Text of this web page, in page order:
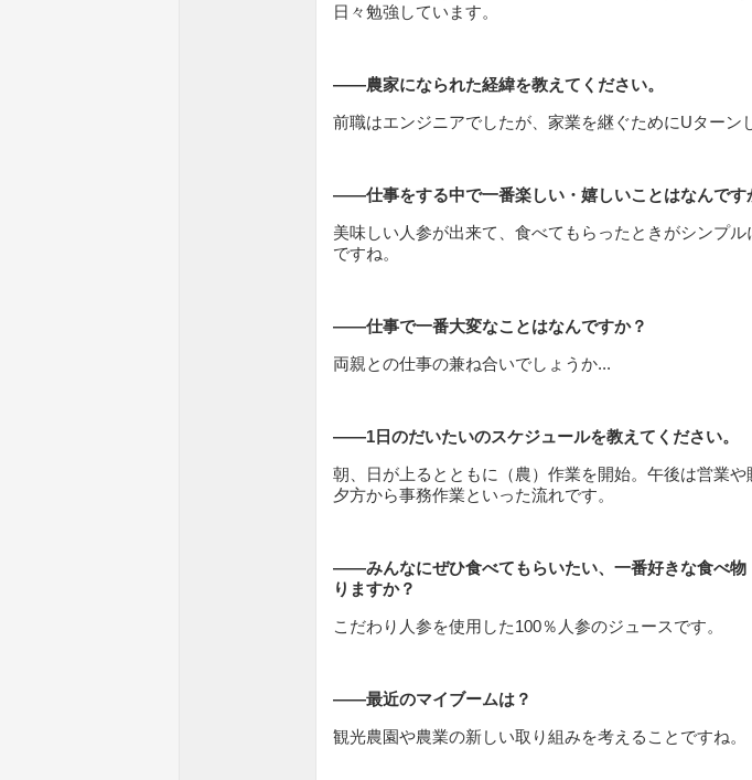
日々勉強しています。
――農家になられた経緯を教えてください。
前職はエンジニアでしたが、家業を継ぐためにUターン
――仕事をする中で一番楽しい・嬉しいことはなんです
美味しい人参が出来て、食べてもらったときがシンプル
ですね。
――仕事で一番大変なことはなんですか？
両親との仕事の兼ね合いでしょうか...
――1日のだいたいのスケジュールを教えてください。
朝、日が上るとともに（農）作業を開始。午後は営業や
夕方から事務作業といった流れです。
――みんなにぜひ食べてもらいたい、一番好きな食べ物
りますか？
こだわり人参を使用した100％人参のジュースです。
――最近のマイブームは？
観光農園や農業の新しい取り組みを考えることですね。